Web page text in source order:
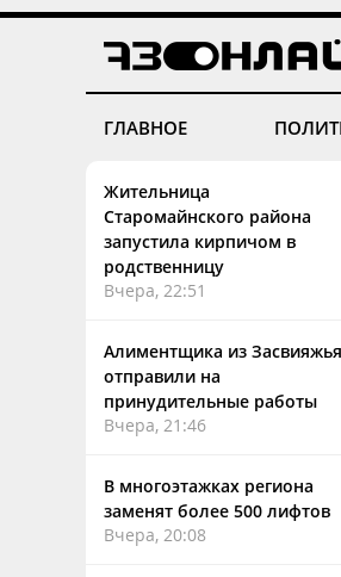
ГЛАВНОЕ
Жительница
Старомайнского района
запустила кирпичом в
родственницу
Вчера, 22:51
Алиментщика из Засвияжья
отправили на
принудительные работы
Вчера, 21:46
В многоэтажках региона
заменят более 500 лифтов
Вчера, 20:08